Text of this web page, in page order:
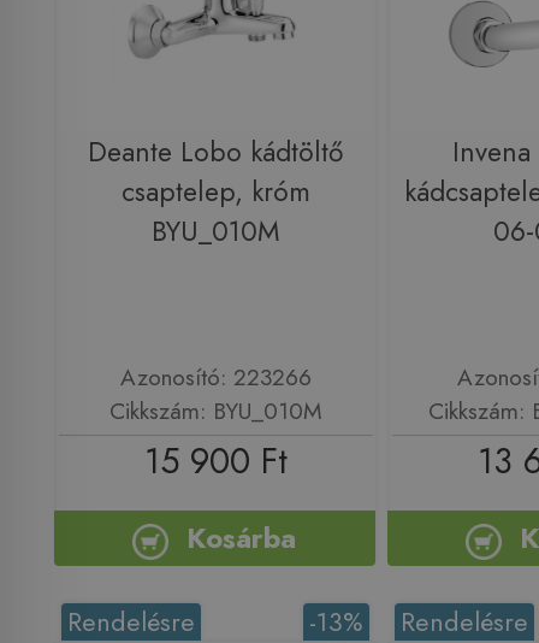
Deante Lobo kádtöltő
csaptelep, króm
BYU_010M
Azonosító: 223266
Cikkszám: BYU_010M
15 900 Ft
Kosárba
Cikkszám:
13
-13%
Rendelésre Rendelésre